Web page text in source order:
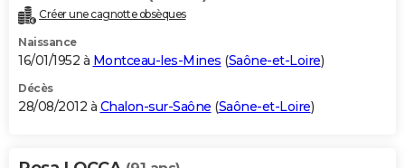
Créer une cagnotte obsèques
Naissance
16/01/1952 à Montceau-les-Mines (Saône-et-Loire)
Décès
28/08/2012 à Chalon-sur-Saône (Saône-et-Loire)